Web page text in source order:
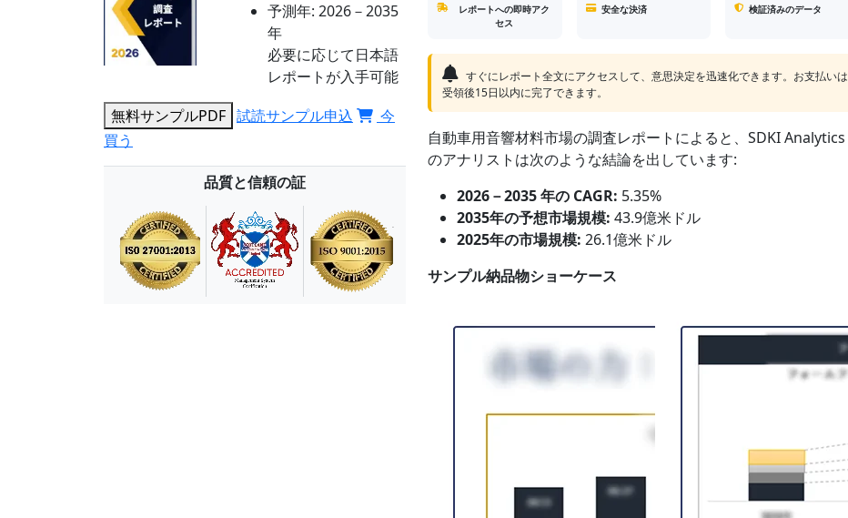
予測年: 2026－2035
年
必要に応じて日本語
レポートが入手可能
無料サンプルPDF 試読サンプル申込
今
買う
品質と信頼の証
レポートへの即時アク
セス
安全な決済 検証済みのデータ
すぐにレポート全文にアクセスして、意思決定を迅速化できます。お支払いは
受領後15日以内に完了できます。
自動車用音響材料市場の調査レポートによると、SDKI Analytics
のアナリストは次のような結論を出しています:
2026－2035 年の CAGR: 5.35%
2035年の予想市場規模: 43.9億米ドル
2025年の市場規模: 26.1億米ドル
サンプル納品物ショーケース